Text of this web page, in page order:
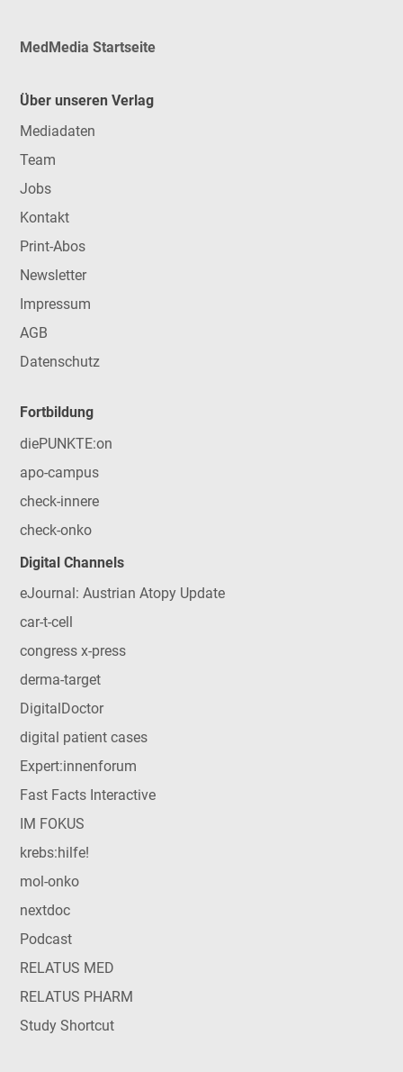
MedMedia Startseite
Über unseren Verlag
Mediadaten
Team
Jobs
Kontakt
Print-Abos
Newsletter
Impressum
AGB
Datenschutz
Fortbildung
diePUNKTE:on
apo-campus
check-innere
check-onko
Digital Channels
eJournal: Austrian Atopy Update
car-t-cell
congress x-press
derma-target
DigitalDoctor
digital patient cases
Expert:innenforum
Fast Facts Interactive
IM FOKUS
krebs:hilfe!
mol-onko
nextdoc
Podcast
RELATUS MED
RELATUS PHARM
Study Shortcut